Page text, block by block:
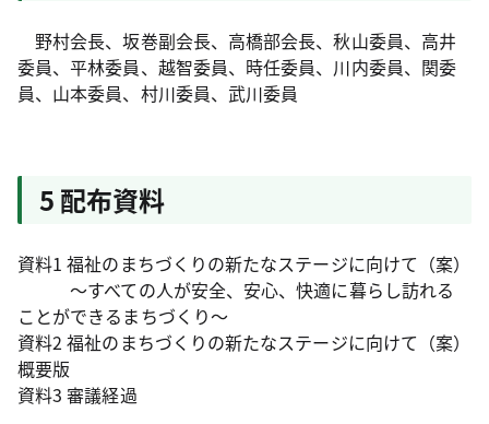
野村会長、坂巻副会長、高橋部会長、秋山委員、高井
委員、平林委員、越智委員、時任委員、川内委員、関委
員、山本委員、村川委員、武川委員
5 配布資料
資料1 福祉のまちづくりの新たなステージに向けて（案）
～すべての人が安全、安心、快適に暮らし訪れる
ことができるまちづくり～
資料2 福祉のまちづくりの新たなステージに向けて（案）
概要版
資料3 審議経過